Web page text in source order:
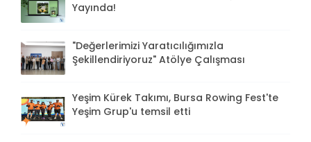
Yayında!
"Değerlerimizi Yaratıcılığımızla
Şekillendiriyoruz" Atölye Çalışması
Yeşim Kürek Takımı, Bursa Rowing Fest'te
Yeşim Grup'u temsil etti